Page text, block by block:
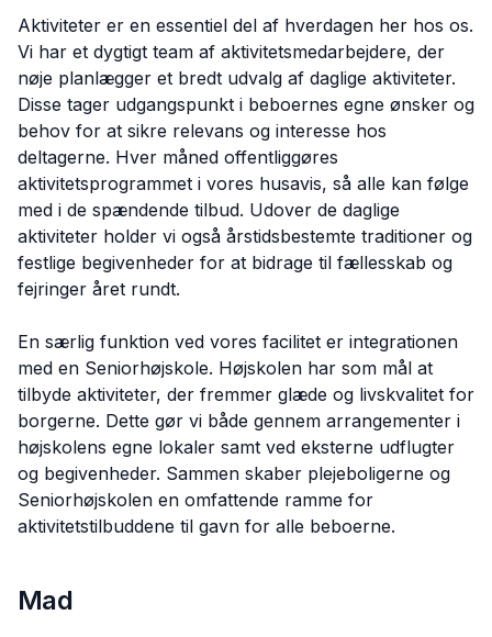
Aktiviteter er en essentiel del af hverdagen her hos os.
Vi har et dygtigt team af aktivitetsmedarbejdere, der
nøje planlægger et bredt udvalg af daglige aktiviteter.
Disse tager udgangspunkt i beboernes egne ønsker og
behov for at sikre relevans og interesse hos
deltagerne. Hver måned offentliggøres
aktivitetsprogrammet i vores husavis, så alle kan følge
med i de spændende tilbud. Udover de daglige
aktiviteter holder vi også årstidsbestemte traditioner og
festlige begivenheder for at bidrage til fællesskab og
fejringer året rundt.
En særlig funktion ved vores facilitet er integrationen
med en Seniorhøjskole. Højskolen har som mål at
tilbyde aktiviteter, der fremmer glæde og livskvalitet for
borgerne. Dette gør vi både gennem arrangementer i
højskolens egne lokaler samt ved eksterne udflugter
og begivenheder. Sammen skaber plejeboligerne og
Seniorhøjskolen en omfattende ramme for
aktivitetstilbuddene til gavn for alle beboerne.
Mad